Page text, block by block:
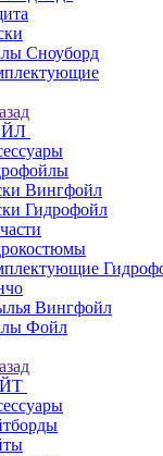
Сноуборд
Вингфойл
Гидрофойл
Вингфойл
Фойл